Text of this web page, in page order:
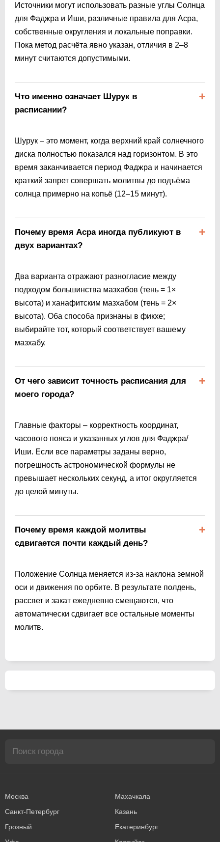
Источники могут использовать разные углы Солнца
для Фаджра и Иши, различные правила для Асра,
собственные округления и локальные поправки.
Пока метод расчёта явно указан, отличия в 2–8
минут считаются допустимыми.
Что именно означает Шурук в
расписании?
Шурук – это момент, когда верхний край солнечного
диска полностью показался над горизонтом. В это
время заканчивается период Фаджра и начинается
краткий запрет совершать молитвы до подъёма
солнца примерно на копьё (12–15 минут).
Почему время Асра иногда публикуют в
двух вариантах?
Два варианта отражают разногласие между
подходом большинства мазхабов (тень = 1×
высота) и ханафитским мазхабом (тень = 2×
высота). Оба способа признаны в фикхе;
выбирайте тот, который соответствует вашему
мазхабу.
От чего зависит точность расписания для
моего города?
Главные факторы – корректность координат,
часового пояса и указанных углов для Фаджра/
Иши. Если все параметры заданы верно,
погрешность астрономической формулы не
превышает нескольких секунд, а итог округляется
до целой минуты.
Почему время каждой молитвы
сдвигается почти каждый день?
Положение Солнца меняется из-за наклона земной
оси и движения по орбите. В результате полдень,
рассвет и закат ежедневно смещаются, что
автоматически сдвигает все остальные моменты
молитв.
Москва
Махачкала
Санкт-Петербург
Казань
Грозный
Екатеринбург